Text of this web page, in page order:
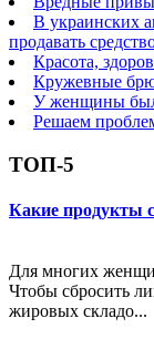
В украинских
продавать
Красота,
Кружевные
У женщины
Решаем
ТОП-5
Какие продукты
Для многих
Чтобы сбросить
жировых складо...